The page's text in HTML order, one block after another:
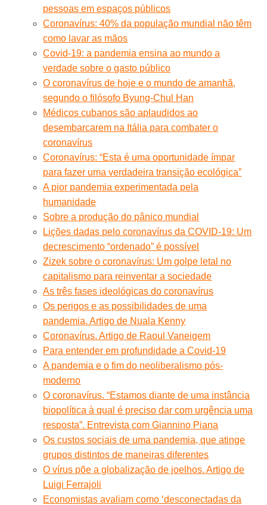
pessoas em espaços públicos
Coronavírus: 40% da população mundial não têm
como lavar as mãos
Covid-19: a pandemia ensina ao mundo a
verdade sobre o gasto público
O coronavírus de hoje e o mundo de amanhã,
segundo o filósofo Byung-Chul Han
Médicos cubanos são aplaudidos ao
desembarcarem na Itália para combater o
coronavírus
Coronavírus: “Esta é uma oportunidade ímpar
para fazer uma verdadeira transição ecológica”
A pior pandemia experimentada pela
humanidade
Sobre a produção do pânico mundial
Lições dadas pelo coronavírus da COVID-19: Um
decrescimento “ordenado” é possível
Zizek sobre o coronavírus: Um golpe letal no
capitalismo para reinventar a sociedade
As três fases ideológicas do coronavírus
Os perigos e as possibilidades de uma
pandemia. Artigo de Nuala Kenny
Coronavírus. Artigo de Raoul Vaneigem
Para entender em profundidade a Covid-19
A pandemia e o fim do neoliberalismo pós-
moderno
O coronavírus. “Estamos diante de uma instância
biopolítica à qual é preciso dar com urgência uma
resposta”. Entrevista com Giannino Piana
Os custos sociais de uma pandemia, que atinge
grupos distintos de maneiras diferentes
O vírus põe a globalização de joelhos. Artigo de
Luigi Ferrajoli
Economistas avaliam como ‘desconectadas da